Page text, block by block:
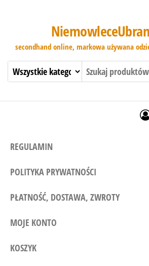
secondhand online, markowa używana
REGULAMIN
POLITYKA PRYWATNOŚCI
PŁATNOŚĆ, DOSTAWA, ZWROTY
MOJE KONTO
KOSZYK